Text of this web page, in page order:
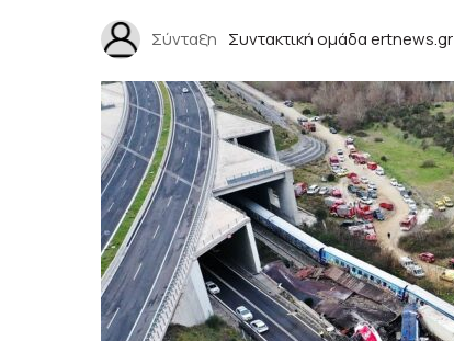
Σύνταξη Συντακτική ομάδα ertnews.gr